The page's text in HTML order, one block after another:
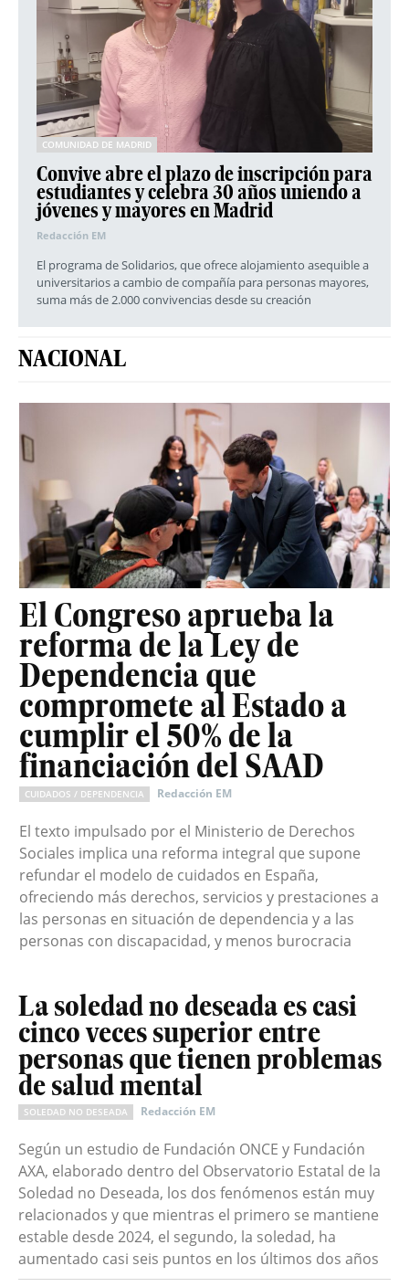
COMUNIDAD DE MADRID
Convive abre el plazo de inscripción para
estudiantes y celebra 30 años uniendo a
jóvenes y mayores en Madrid
Redacción EM
El programa de Solidarios, que ofrece alojamiento asequible a
universitarios a cambio de compañía para personas mayores,
suma más de 2.000 convivencias desde su creación
NACIONAL
El Congreso aprueba la
reforma de la Ley de
Dependencia que
compromete al Estado a
cumplir el 50% de la
financiación del SAAD
CUIDADOS / DEPENDENCIA Redacción EM
El texto impulsado por el Ministerio de Derechos
Sociales implica una reforma integral que supone
refundar el modelo de cuidados en España,
ofreciendo más derechos, servicios y prestaciones a
las personas en situación de dependencia y a las
personas con discapacidad, y menos burocracia
La soledad no deseada es casi
cinco veces superior entre
personas que tienen problemas
de salud mental
SOLEDAD NO DESEADA Redacción EM
Según un estudio de Fundación ONCE y Fundación
AXA, elaborado dentro del Observatorio Estatal de la
Soledad no Deseada, los dos fenómenos están muy
relacionados y que mientras el primero se mantiene
estable desde 2024, el segundo, la soledad, ha
aumentado casi seis puntos en los últimos dos años